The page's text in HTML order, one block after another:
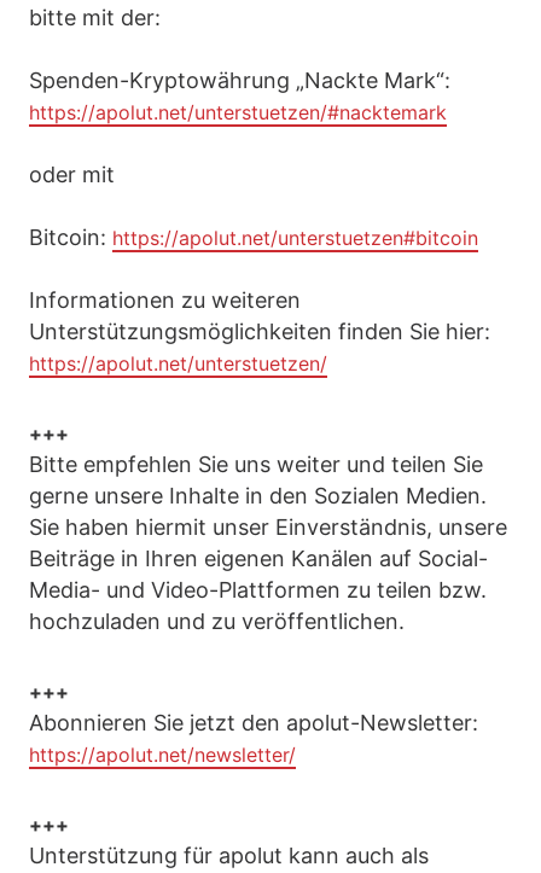
bitte mit der:
Spenden-Kryptowährung „Nackte Mark“:
https://apolut.net/unterstuetzen/#nacktemark
oder mit
Bitcoin: https://apolut.net/unterstuetzen#bitcoin
Informationen zu weiteren
Unterstützungsmöglichkeiten finden Sie hier:
https://apolut.net/unterstuetzen/
+++
Bitte empfehlen Sie uns weiter und teilen Sie
gerne unsere Inhalte in den Sozialen Medien.
Sie haben hiermit unser Einverständnis, unsere
Beiträge in Ihren eigenen Kanälen auf Social-
Media- und Video-Plattformen zu teilen bzw.
hochzuladen und zu veröffentlichen.
+++
Abonnieren Sie jetzt den apolut-Newsletter:
https://apolut.net/newsletter/
+++
Unterstützung für apolut kann auch als